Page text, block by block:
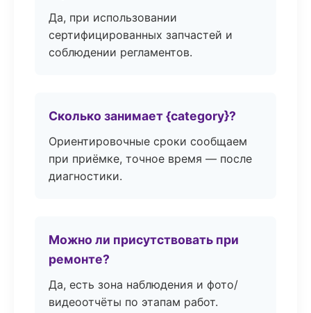
Да, при использовании
сертифицированных запчастей и
соблюдении регламентов.
Сколько занимает {category}?
Ориентировочные сроки сообщаем
при приёмке, точное время — после
диагностики.
Можно ли присутствовать при
ремонте?
Да, есть зона наблюдения и фото/
видеоотчёты по этапам работ.